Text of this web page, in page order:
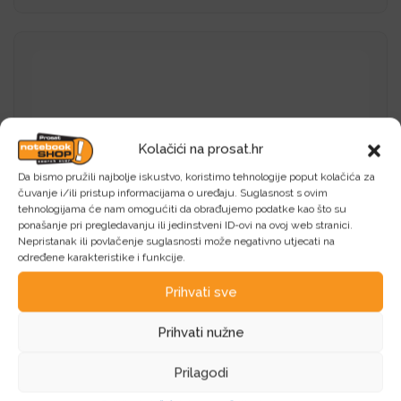
Kolačići na prosat.hr
Da bismo pružili najbolje iskustvo, koristimo tehnologije poput kolačića za
čuvanje i/ili pristup informacijama o uređaju. Suglasnost s ovim
tehnologijama će nam omogućiti da obrađujemo podatke kao što su
ponašanje pri pregledavanju ili jedinstveni ID-ovi na ovoj web stranici.
Nepristanak ili povlačenje suglasnosti može negativno utjecati na
određene karakteristike i funkcije.
Prihvati sve
Prihvati nužne
Prilagodi